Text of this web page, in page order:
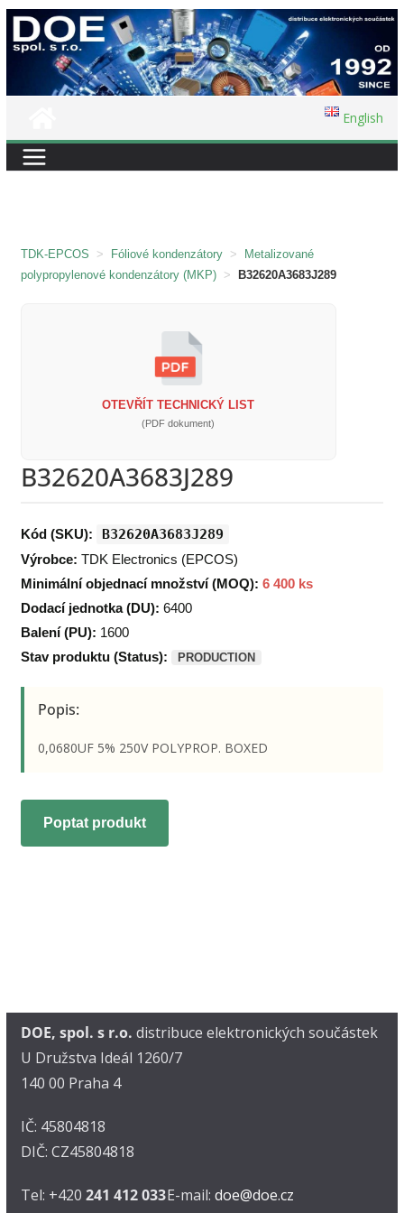
Přeskočit
na
English
TDK-EPCOS > Fóliové kondenzátory >
Metalizované
polypropylenové kondenzátory (MKP) > B32620A3683J289
OTEVŘÍT TECHNICKÝ LIST
(PDF dokument)
B32620A3683J289
Kód (SKU): B32620A3683J289
Výrobce: TDK Electronics (EPCOS)
Minimální objednací množství (MOQ): 6 400 ks
Dodací jednotka (DU): 6400
Balení (PU): 1600
Stav produktu (Status):
PRODUCTION
Popis:
0,0680UF 5% 250V POLYPROP. BOXED
Poptat produkt
DOE, spol. s r.o. distribuce elektronických součástek
U Družstva Ideál 1260/7
140 00 Praha 4
IČ: 45804818
DIČ: CZ45804818
Tel: +420 241 412 033E-mail: doe@doe.cz